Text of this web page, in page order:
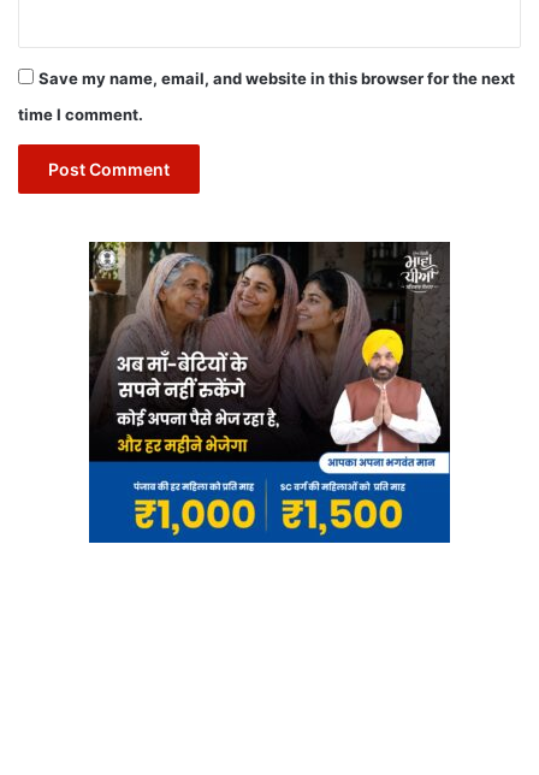
Save my name, email, and website in this browser for the next
time I comment.